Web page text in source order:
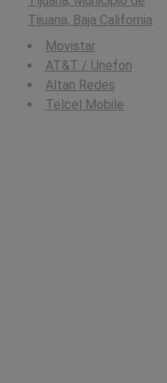
Tijuana, Baja California.
Movistar
AT&T / Unefon
Altan Redes
Telcel Mobile